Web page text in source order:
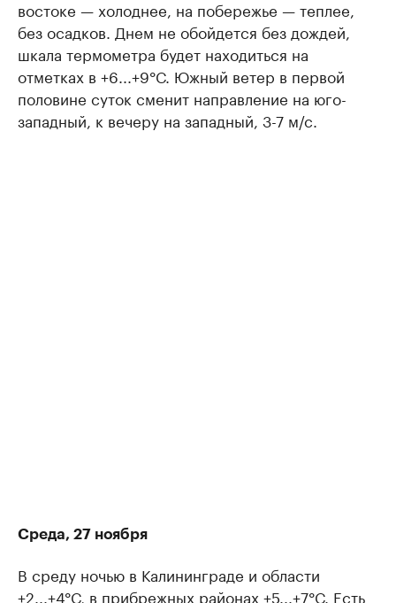
востоке — холоднее, на побережье — теплее,
без осадков. Днем не обойдется без дождей,
шкала термометра будет находиться на
отметках в +6...+9°С. Южный ветер в первой
половине суток сменит направление на юго-
западный, к вечеру на западный, 3-7 м/с.
Среда, 27 ноября
В среду ночью в Калининграде и области
+2...+4°С, в прибрежных районах +5...+7°С. Есть